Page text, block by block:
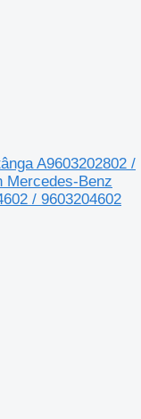
A9603202802 /
Mercedes-Benz
/ 9603204602